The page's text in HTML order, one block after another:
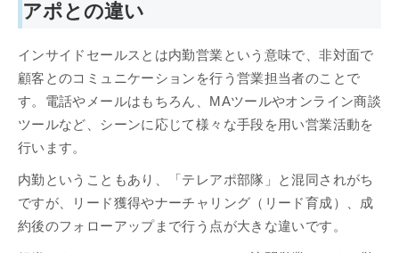
アポとの違い
インサイドセールスとは内勤営業という意味で、非対面で
顧客とのコミュニケーションを行う営業担当者のことで
す。電話やメールはもちろん、MAツールやオンライン商談
ツールなど、シーンに応じて様々な手段を用い営業活動を
行います。
内勤ということもあり、「テレアポ部隊」と混同されがち
ですが、リード獲得やナーチャリング（リード育成）、成
約後のフォローアップまで行う点が大きな違いです。